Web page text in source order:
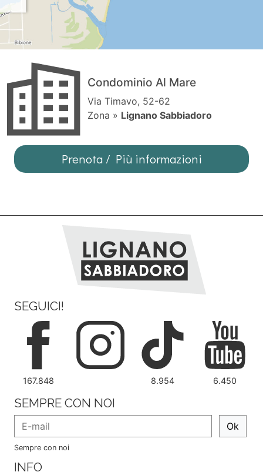
Condominio Al Mare
Via Timavo, 52-62
Zona » Lignano Sabbiadoro
Prenota / Più informazioni
SEGUICI!
167.848 8.954 6.450
SEMPRE CON NOI
Ok
Sempre con noi
INFO